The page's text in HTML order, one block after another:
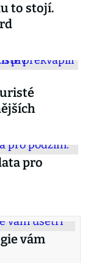
to stojí.
pro
vám